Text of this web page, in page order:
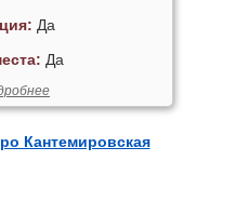
Да
Да
Кантемировская